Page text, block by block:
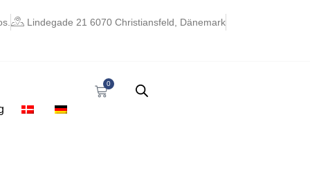
Lindegade 21 6070 Christiansfeld, Dänemark
0
Warenkorb